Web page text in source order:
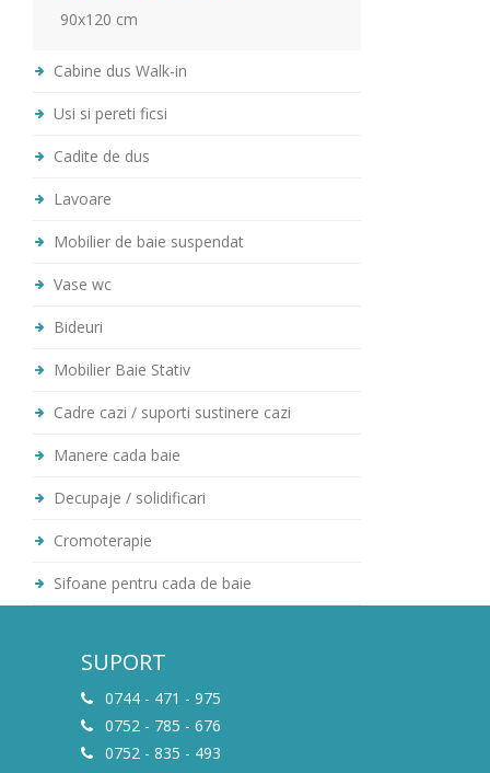
90x120 cm
Cabine dus Walk-in
Usi si pereti ficsi
Cadite de dus
Lavoare
Mobilier de baie suspendat
Vase wc
Bideuri
Mobilier Baie Stativ
Cadre cazi / suporti sustinere cazi
Manere cada baie
Decupaje / solidificari
Cromoterapie
Sifoane pentru cada de baie
SUPORT
0744 - 471 - 975
0752 - 785 - 676
0752 - 835 - 493